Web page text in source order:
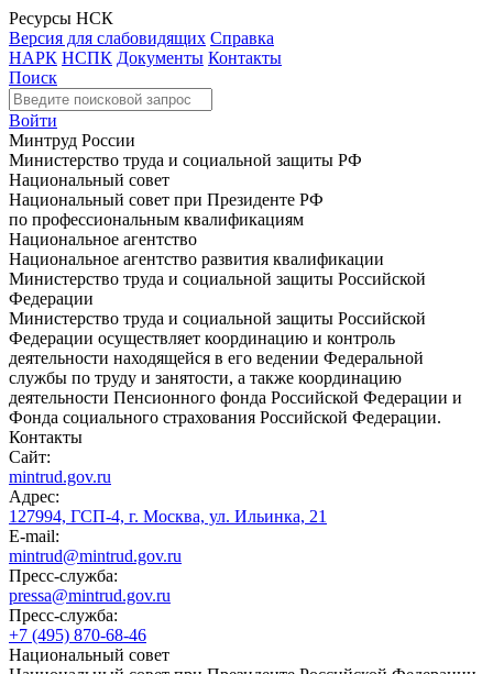
Ресурсы НСК
Версия для слабовидящих Справка
НАРК НСПК Документы Контакты
Поиск
Войти
Минтруд России
Министерство труда и социальной защиты РФ
Национальный совет
Национальный совет при Президенте РФ
по профессиональным квалификациям
Национальное агентство
Национальное агентство развития квалификации
Министерство труда и социальной защиты Российской
Федерации
Министерство труда и социальной защиты Российской
Федерации осуществляет координацию и контроль
деятельности находящейся в его ведении Федеральной
службы по труду и занятости, а также координацию
деятельности Пенсионного фонда Российской Федерации и
Фонда социального страхования Российской Федерации.
Контакты
Сайт:
mintrud.gov.ru
Адрес:
127994, ГСП-4, г. Москва, ул. Ильинка, 21
E-mail:
mintrud@mintrud.gov.ru
Пресс-служба:
pressa@mintrud.gov.ru
Пресс-служба:
+7 (495) 870-68-46
Национальный совет